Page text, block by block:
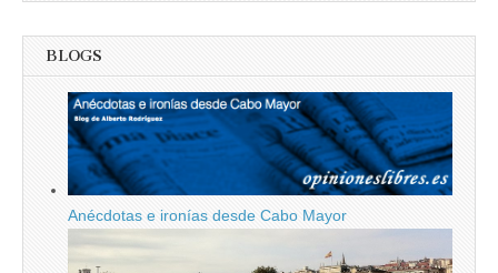
BLOGS
Anécdotas e ironías desde Cabo Mayor